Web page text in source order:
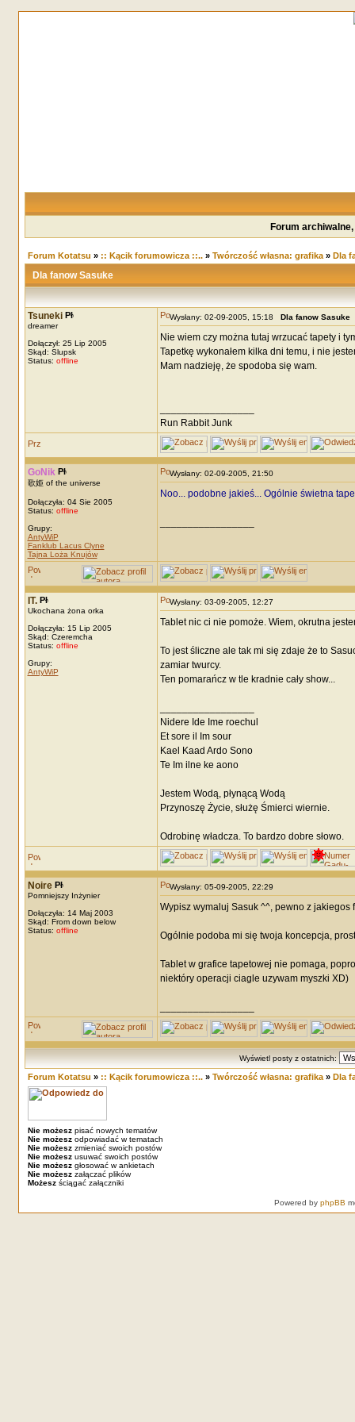
Forum
Forum Kotatsu » :: Kącik forumowicza ::..» Twórczość własna: grafika» Dla
Dla fanow Sasuke
Tsuneki
dreamer
Dołączył: 25 Lip 2005
Skąd: Slupsk
Status: offline
Wysłany: 02-09-2005, 15:18 Dla fanow Sasuke
Nie wiem czy można tutaj wrzucać tapety i
Tapetkę wykonałem kilka dni temu, i nie
Mam nadzieję, że spodoba się wam.
Run Rabbit Junk
GoNik
歌姫 of the universe
Dołączyła: 04 Sie 2005
Status: offline
Grupy:
AntyWiP
Fanklub Lacus Clyne
Tajna Loża Knujów
Wysłany: 02-09-2005, 21:50
Noo... podobne jakieś... Ogólnie świetna
IT.
Ukochana żona orka
Dołączyła: 15 Lip 2005
Skąd: Czeremcha
Status: offline
Grupy:
AntyWiP
Wysłany: 03-09-2005, 12:27
Tablet nic ci nie pomoże. Wiem, okrutna
To jest śliczne ale tak mi się zdaje że to
zamiar twurcy.
Ten pomarańcz w tle kradnie cały show...
Nidere Ide Ime roechul
Et sore il Im sour
Kael Kaad Ardo Sono
Te Im ilne ke aono
Jestem Wodą, płynącą Wodą
Przynoszę Życie, służę Śmierci wiernie.
Odrobinę władcza. To bardzo dobre słowo.
Noire
Pomniejszy Inżynier
Dołączyła: 14 Maj 2003
Skąd: From down below
Status: offline
Wysłany: 05-09-2005, 22:29
Wypisz wymaluj Sasuk ^^, pewno z jakiegos
Ogólnie podoba mi się twoja koncepcja,
Tablet w grafice tapetowej nie pomaga,
niektóry operacji ciagle uzywam myszki XD)
Wyświetl posty z ostatnich:
Forum Kotatsu » :: Kącik forumowicza ::..» Twórczość własna: grafika» Dla
Nie możeszpisać nowych tematów
Nie możeszodpowiadać w tematach
Nie możeszzmieniać swoich postów
Nie możeszusuwać swoich postów
Nie możeszgłosować w ankietach
Nie możeszzałączać plików
Możeszściągać załączniki
Powered by phpBB